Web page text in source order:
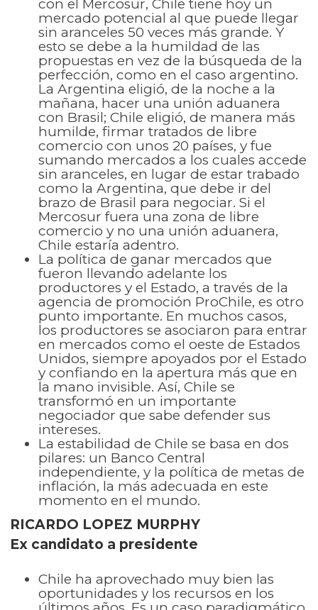
con el Mercosur, Chile tiene hoy un
mercado potencial al que puede llegar
sin aranceles 50 veces más grande. Y
esto se debe a la humildad de las
propuestas en vez de la búsqueda de la
perfección, como en el caso argentino.
La Argentina eligió, de la noche a la
mañana, hacer una unión aduanera
con Brasil; Chile eligió, de manera más
humilde, firmar tratados de libre
comercio con unos 20 países, y fue
sumando mercados a los cuales accede
sin aranceles, en lugar de estar trabado
como la Argentina, que debe ir del
brazo de Brasil para negociar. Si el
Mercosur fuera una zona de libre
comercio y no una unión aduanera,
Chile estaría adentro.
La política de ganar mercados que
fueron llevando adelante los
productores y el Estado, a través de la
agencia de promoción ProChile, es otro
punto importante. En muchos casos,
los productores se asociaron para entrar
en mercados como el oeste de Estados
Unidos, siempre apoyados por el Estado
y confiando en la apertura más que en
la mano invisible. Así, Chile se
transformó en un importante
negociador que sabe defender sus
intereses.
La estabilidad de Chile se basa en dos
pilares: un Banco Central
independiente, y la política de metas de
inflación, la más adecuada en este
momento en el mundo.
RICARDO LOPEZ MURPHY
Ex candidato a presidente
Chile ha aprovechado muy bien las
oportunidades y los recursos en los